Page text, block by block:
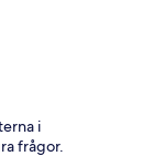
i
frågor.